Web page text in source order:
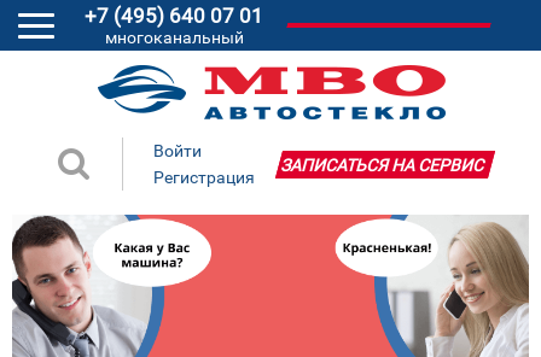
+7 (495) 640 07 01
многоканальный
Войти
Регистрация
ЗАПИСАТЬСЯ НА СЕРВИС